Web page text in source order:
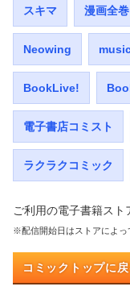
スキマ 漫画全
Neowing
BookLive!
電子書店コミスト
ラクラクコミック
ご利用の電子書籍ス
※配信開始日はストアによっ
コミックトップに